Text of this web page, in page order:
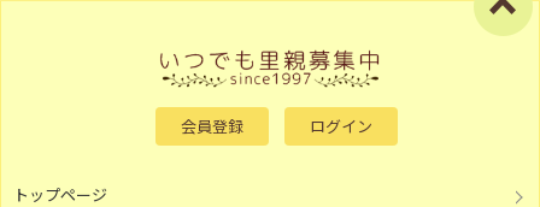
会員登録 ログイン
トップページ